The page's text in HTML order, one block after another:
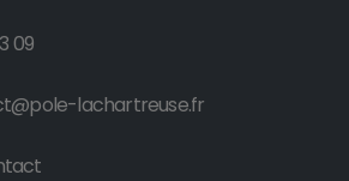
09
lachartreuse.fr